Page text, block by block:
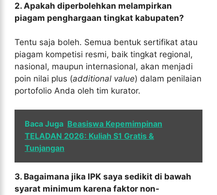
2. Apakah diperbolehkan melampirkan
piagam penghargaan tingkat kabupaten?
Tentu saja boleh. Semua bentuk sertifikat atau
piagam kompetisi resmi, baik tingkat regional,
nasional, maupun internasional, akan menjadi
poin nilai plus (additional value) dalam penilaian
portofolio Anda oleh tim kurator.
Baca Juga Beasiswa Kepemimpinan
TELADAN 2026: Kuliah S1 Gratis &
Tunjangan
3. Bagaimana jika IPK saya sedikit di bawah
syarat minimum karena faktor non-